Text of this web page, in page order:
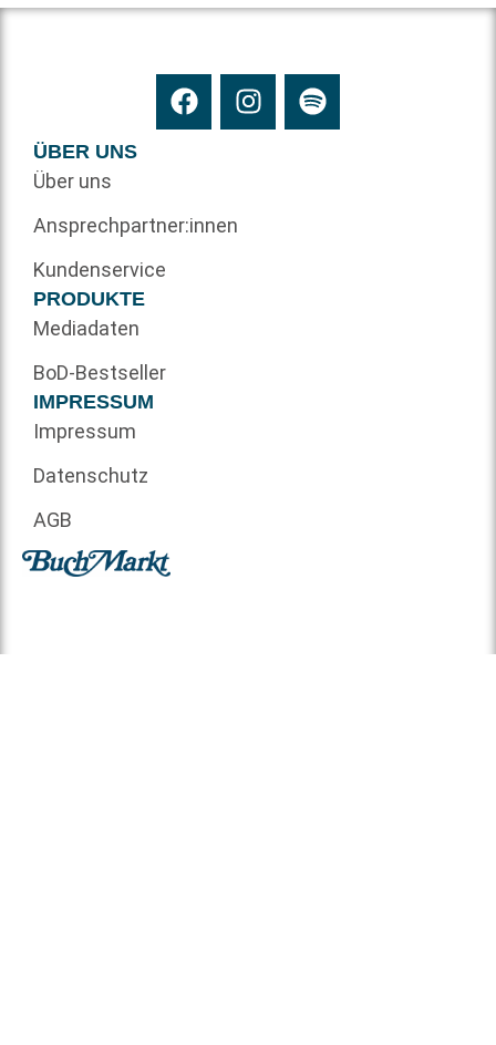
ÜBER UNS
Über uns
Ansprechpartner:innen
Kundenservice
PRODUKTE
Mediadaten
BoD-Bestseller
IMPRESSUM
Impressum
Datenschutz
AGB